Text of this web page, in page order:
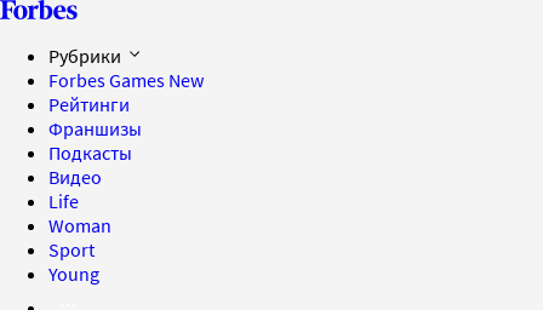
Рубрики
Forbes Games New
Рейтинги
Франшизы
Подкасты
Видео
Life
Woman
Sport
Young